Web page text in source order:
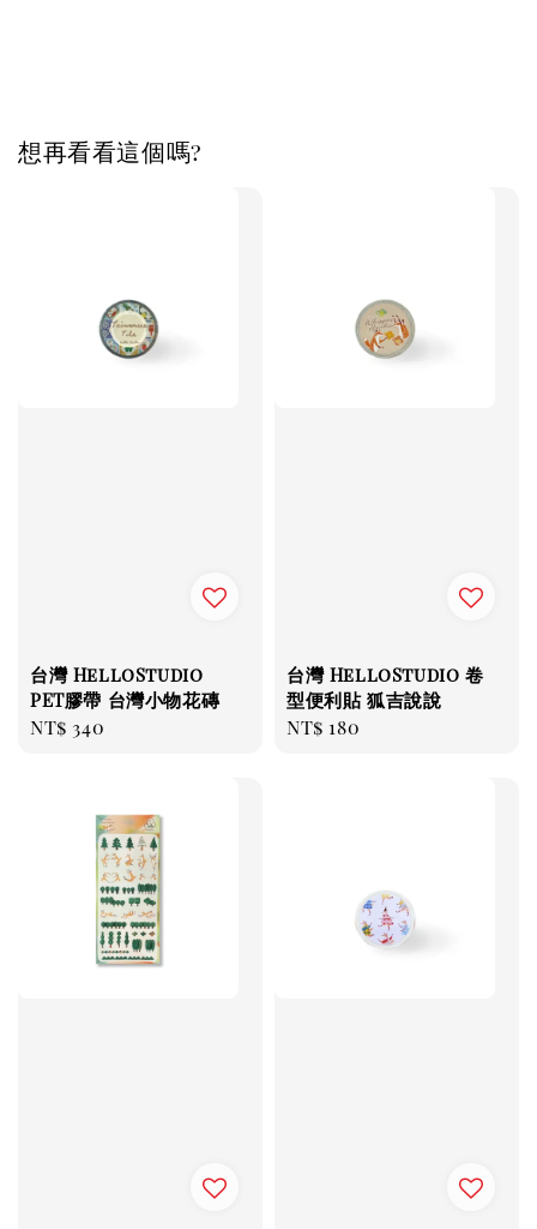
想再看看這個嗎?
台灣 HelloStudio
PET膠帶 台灣小物花磚
Regular
NT$ 340
台灣 HelloStudio 卷
型便利貼 狐吉說說
Regular
NT$ 180